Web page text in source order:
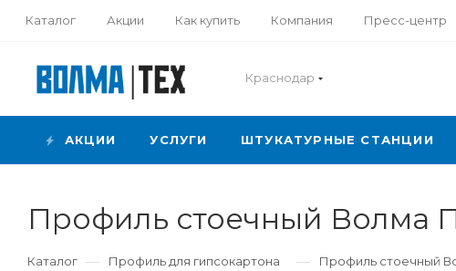
Каталог Акции Как купить Компания Пресс-центр
Краснодар
АКЦИИ УСЛУГИ ШТУКАТУРНЫЕ СТАНЦИИ
Профиль стоечный Волма
Каталог — Профиль для гипсокартона — Профиль стоечный